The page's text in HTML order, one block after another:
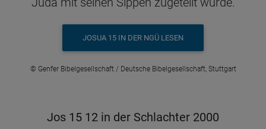
JOSUA 15 IN DER NGÜ LESEN
© Genfer Bibelgesellschaft / Deutsche Bibelgesellschaft, Stuttgart
Jos 15 12 in der Schlachter 2000